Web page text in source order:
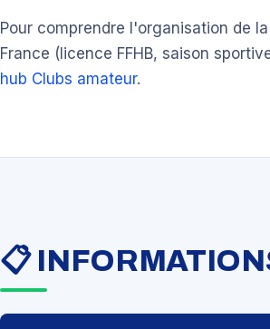
Pour comprendre l'organisation de
France (licence FFHB, saison
hub Clubs amateur.
📋